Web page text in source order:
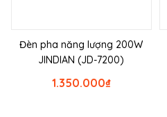
Đèn pha năng lượng 200W
JINDIAN (JD-7200)
₫
1.350.000